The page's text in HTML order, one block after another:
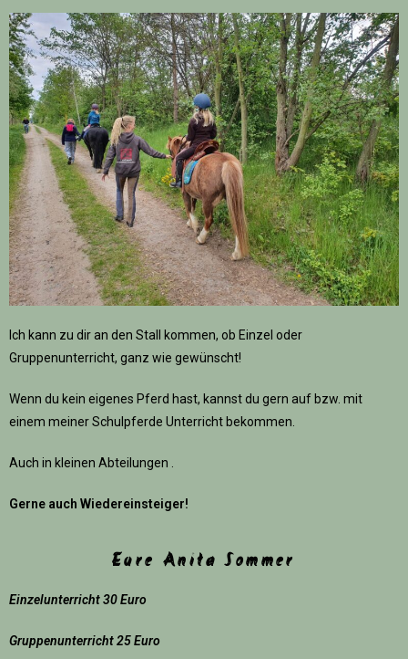
Ich kann zu dir an den Stall kommen, ob Einzel oder
Gruppenunterricht, ganz wie gewünscht!
Wenn du kein eigenes Pferd hast, kannst du gern auf bzw. mit
einem meiner Schulpferde Unterricht bekommen.
Auch in kleinen Abteilungen .
Gerne auch Wiedereinsteiger!
Eure Anita Sommer
Einzelunterricht 30 Euro
Gruppenunterricht 25 Euro